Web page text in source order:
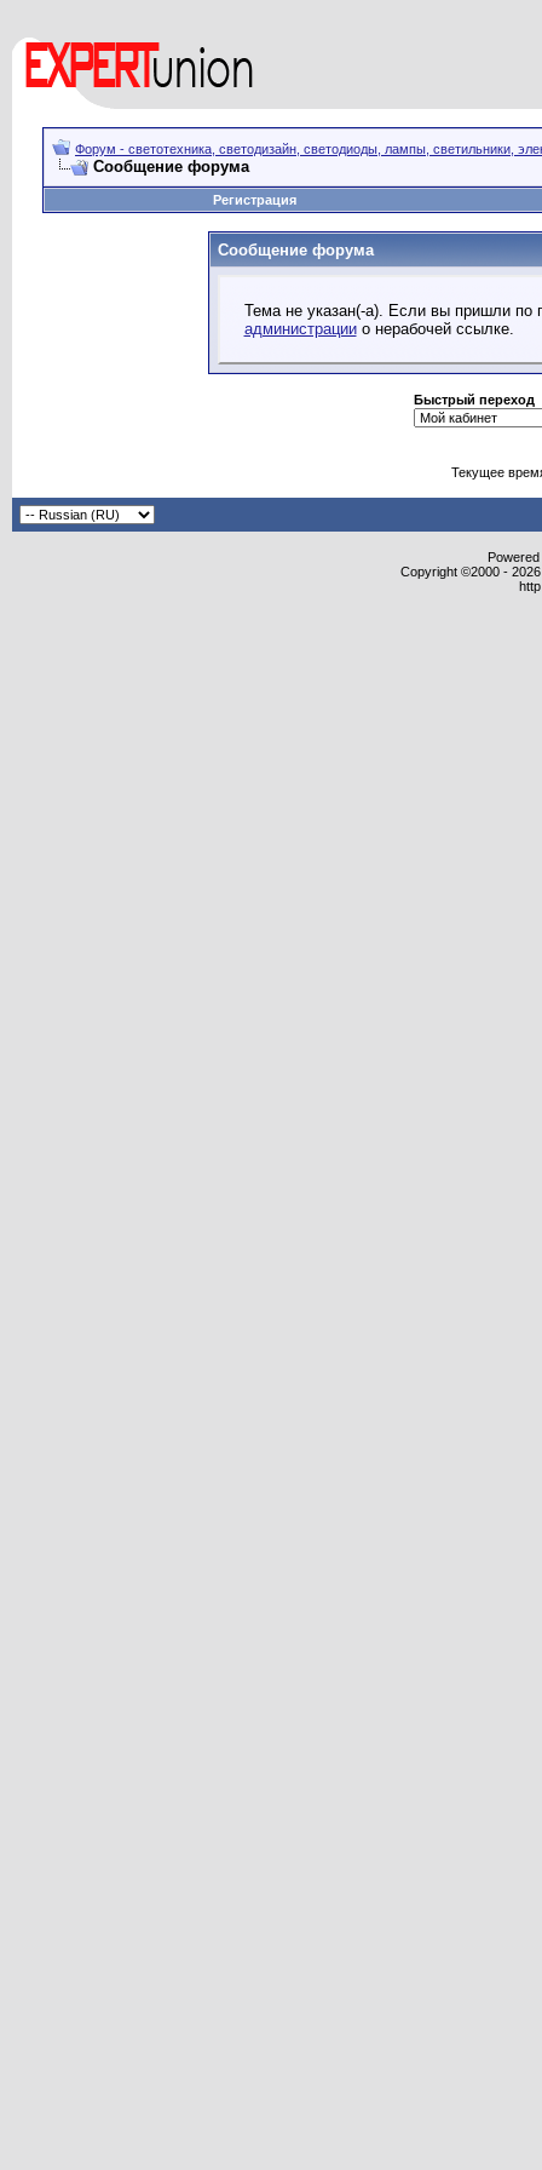
Форум - светотехника, светодизайн, светодиоды, лампы, светильники,
Сообщение форума
Регистрация
Сообщение форума
Тема не указан(-а). Если вы пришли по
администрациио нерабочей ссылке.
Быстрый переход
Текущее
Copyright ©2000 -